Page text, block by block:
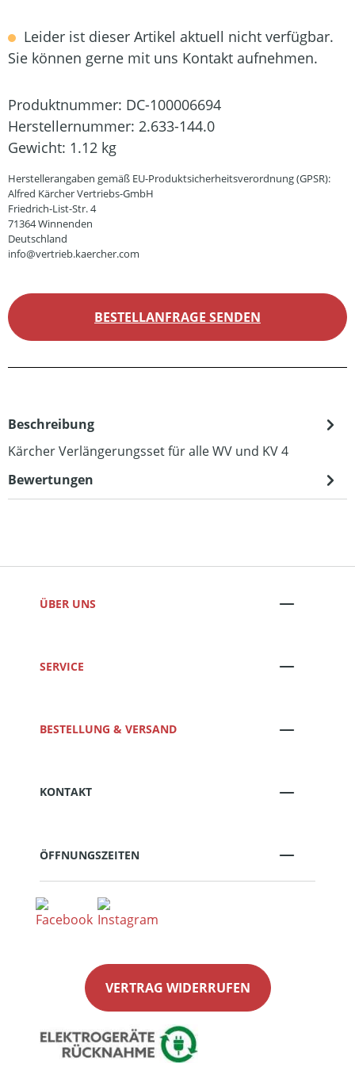
Leider ist dieser Artikel aktuell nicht verfügbar.
Sie können gerne mit uns Kontakt aufnehmen.
Produktnummer: DC-100006694
Herstellernummer: 2.633-144.0
Gewicht: 1.12 kg
Herstellerangaben gemäß EU-Produktsicherheitsverordnung (GPSR):
Alfred Kärcher Vertriebs-GmbH
Friedrich-List-Str. 4
71364 Winnenden
Deutschland
info@vertrieb.kaercher.com
BESTELLANFRAGE SENDEN
Beschreibung
Kärcher Verlängerungsset für alle WV und KV 4
Bewertungen
ÜBER UNS
SERVICE
BESTELLUNG & VERSAND
KONTAKT
ÖFFNUNGSZEITEN
VERTRAG WIDERRUFEN